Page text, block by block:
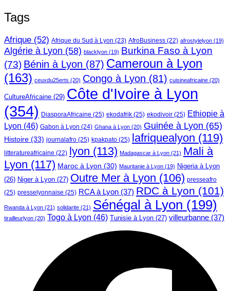
Tags
Afrique (52) Afrique du Sud à Lyon (23) AfroBusiness (22) afrostylelyon (19)
Algérie à Lyon (58) blacklyon (19) Burkina Faso à Lyon
(73) Bénin à Lyon (87) Cameroun à Lyon
(163) ceuxdu25erts (20) Congo à Lyon (81) cuisineafricaine (20)
CultureAfricaine (29) Côte d'Ivoire à Lyon
(354) DiasporaAfricaine (25) ekodafrik (25) ekodivoir (25) Ethiopie à
Lyon (46) Gabon à Lyon (24) Ghana à Lyon (20) Guinée à Lyon (65)
Histoire (33) journalafro (25) kpakpato (25) lafriquealyon (119)
litteratureafricaine (22) lyon (113) Madagascar à Lyon (21) Mali à
Lyon (117) Maroc à Lyon (30) Mauritanie à Lyon (19) Nigeria à Lyon
(26) Niger à Lyon (27) Outre Mer à Lyon (106) presseafro
(25) presselyonnaise (25) RCA à Lyon (37) RDC à Lyon (101)
Rwanda à Lyon (21) solidarite (21) Sénégal à Lyon (199)
tirailleurlyon (20) Togo à Lyon (46) Tunisie à Lyon (27) villeurbanne (37)